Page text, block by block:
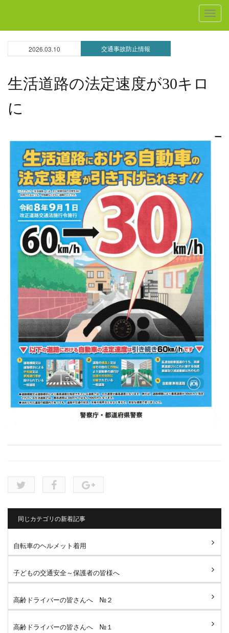
2026.03.10 交通事故防止情報
生活道路の法定速度が30キロ
に
同じカテゴリの新着記事
自転車のヘルメット着用
子どもの交通安全～保護者の皆様へ
高齢ドライバーの皆さんへ №２
高齢ドライバーの皆さんへ №１